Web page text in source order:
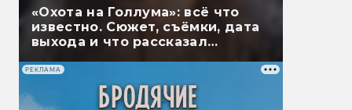
«Охота на Голлума»: всё что
известно. Сюжет, съёмки, дата
выхода и что рассказал
РЕКЛАМА